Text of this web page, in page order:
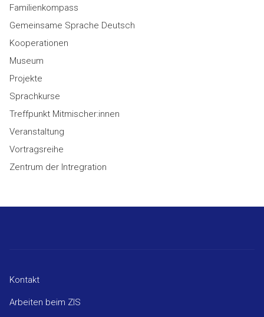
Familienkompass
Gemeinsame Sprache Deutsch
Kooperationen
Museum
Projekte
Sprachkurse
Treffpunkt Mitmischer:innen
Veranstaltung
Vortragsreihe
Zentrum der Intregration
Kontakt
Arbeiten beim ZIS